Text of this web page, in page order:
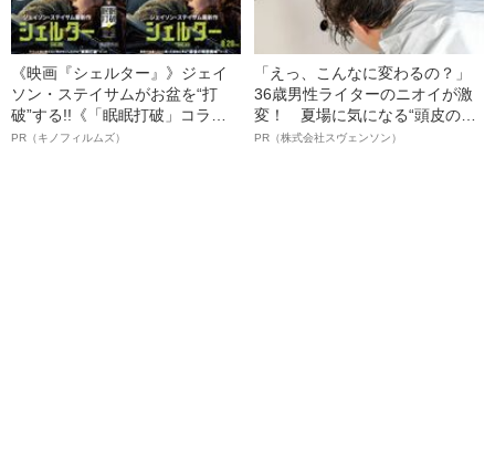
《映画『シェルター』》ジェイ
ソン・ステイサムがお盆を“打
破”する!!《「眠眠打破」コラ
ボ》
PR（キノフィルムズ）
「えっ、こんなに変わるの？」
36歳男性ライターのニオイが激
変！ 夏場に気になる“頭皮のニ
オイ”や“ベタつき”を解消す
PR（株式会社スヴェンソン）